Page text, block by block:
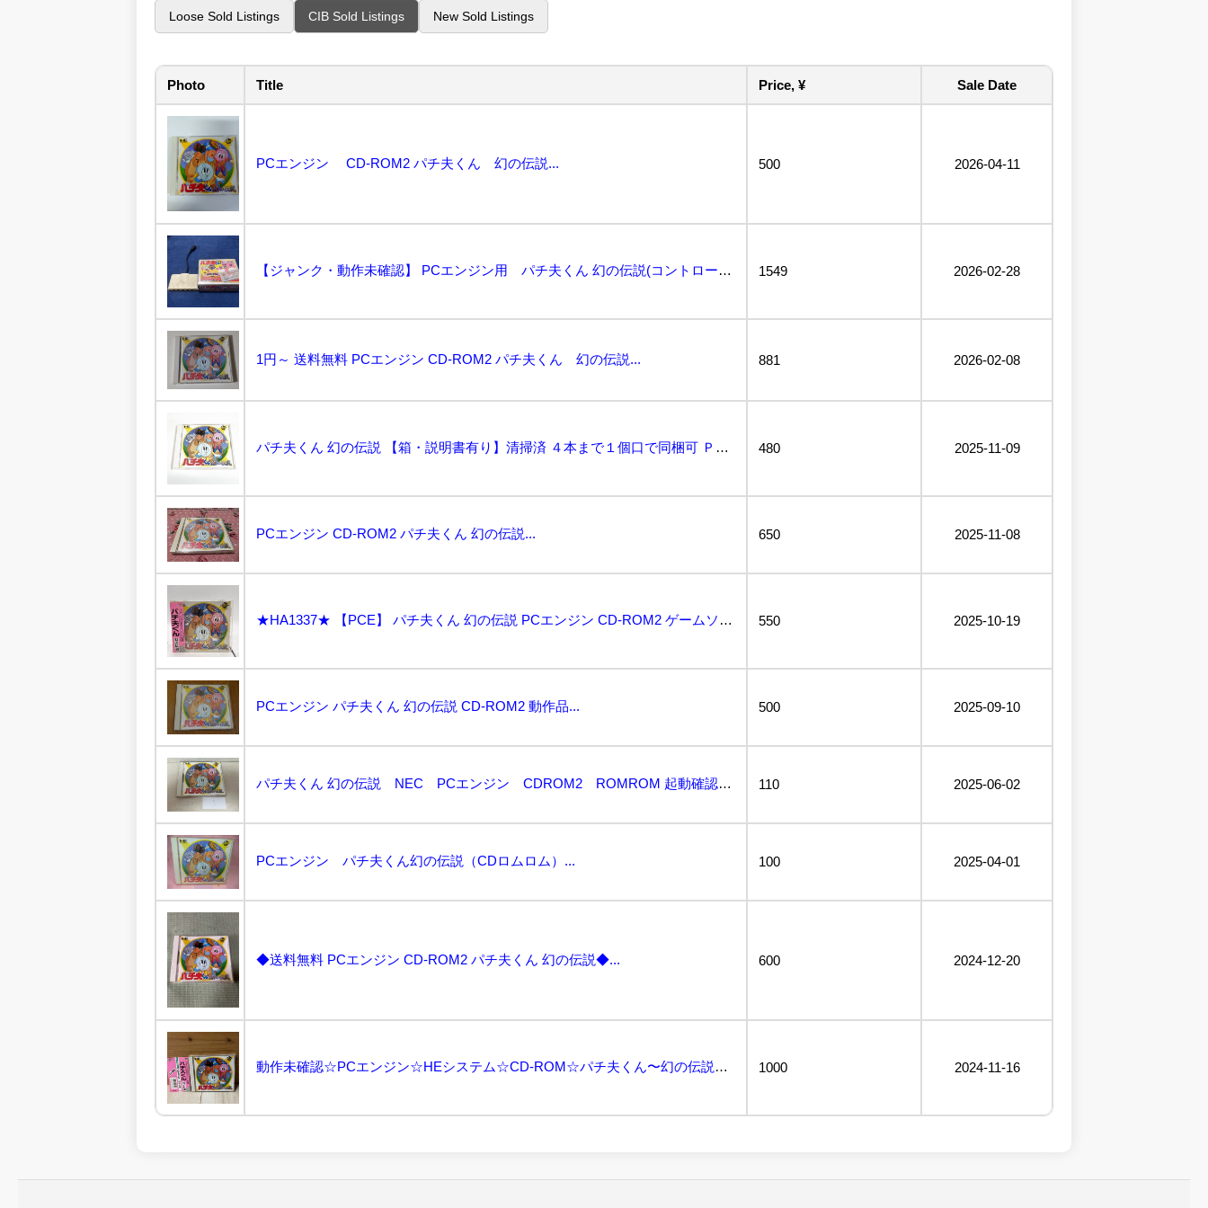
Loose Sold Listings CIB Sold Listings New Sold Listings
Photo Title Price, ¥ Sale Date
PCエンジン CD-ROM2 パチ夫くん 幻の伝説... 500 2026-04-11
【ジャンク・動作未確認】 PCエンジン用 パチ夫くん 幻の伝説(コントローラ付き)+PCエンジン用マ... 1549 2026-02-28
1円～ 送料無料 PCエンジン CD-ROM2 パチ夫くん 幻の伝説... 881 2026-02-08
パチ夫くん 幻の伝説 【箱・説明書有り】清掃済 ４本まで１個口で同梱可 ＰＣエンジン CDーROM2... 480 2025-11-09
PCエンジン CD-ROM2 パチ夫くん 幻の伝説... 650 2025-11-08
★HA1337★ 【PCE】 パチ夫くん 幻の伝説 PCエンジン CD-ROM2 ゲームソフト... 550 2025-10-19
PCエンジン パチ夫くん 幻の伝説 CD-ROM2 動作品... 500 2025-09-10
パチ夫くん 幻の伝説 NEC PCエンジン CDROM2 ROMROM 起動確認済 接点洗浄済 SA... 110 2025-06-02
PCエンジン パチ夫くん幻の伝説（CDロムロム）... 100 2025-04-01
◆送料無料 PCエンジン CD-ROM2 パチ夫くん 幻の伝説◆... 600 2024-12-20
動作未確認☆PCエンジン☆HEシステム☆CD-ROM☆パチ夫くん〜幻の伝説〜... 1000 2024-11-16